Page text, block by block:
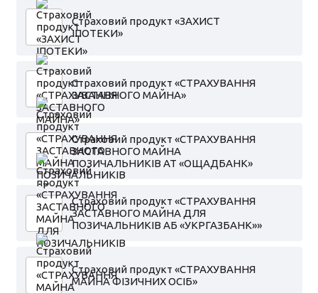
Страховий продукт «ЗАХИСТ
ІПОТЕКИ»
Страховий продукт «СТРАХУВАННЯ
ЗАСТАВНОГО МАЙНА»
Страховий продукт «СТРАХУВАННЯ
ЗАСТАВНОГО МАЙНА
ПОЗИЧАЛЬНИКІВ АТ «ОЩАДБАНК»
Страховий продукт «СТРАХУВАННЯ
ЗАСТАВНОГО МАЙНА ДЛЯ
ПОЗИЧАЛЬНИКІВ АБ «УКРГАЗБАНК»»
Страховий продукт «СТРАХУВАННЯ
МАЙНА ФІЗИЧНИХ ОСІБ»